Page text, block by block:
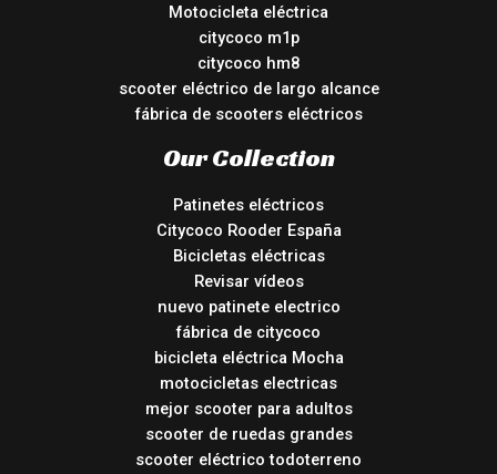
Motocicleta eléctrica
citycoco m1p
citycoco hm8
scooter eléctrico de largo alcance
fábrica de scooters eléctricos
Our Collection
Patinetes eléctricos
Citycoco Rooder España
Bicicletas eléctricas
Revisar vídeos
nuevo patinete electrico
fábrica de citycoco
bicicleta eléctrica Mocha
motocicletas electricas
mejor scooter para adultos
scooter de ruedas grandes
scooter eléctrico todoterreno